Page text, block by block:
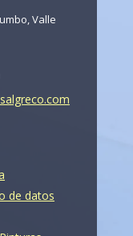
Valle
de datos